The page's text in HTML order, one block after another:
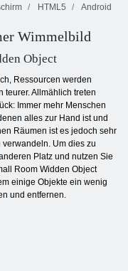
HTML5 Android
Wimmelbild
Object
Ressourcen werden
teurer. Allmählich treten
Immer mehr Menschen
alles zur Hand ist und
Räumen ist es jedoch sehr
Um dies zu
Platz und nutzen Sie
Room Widden Object
einige Objekte ein wenig
und entfernen.